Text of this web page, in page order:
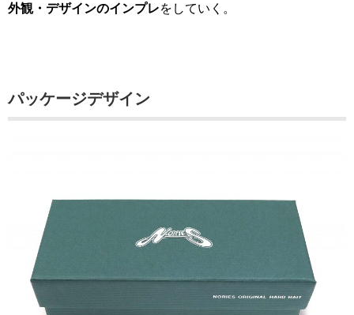
外観・デザインのインプレをしていく。
パッケージデザイン